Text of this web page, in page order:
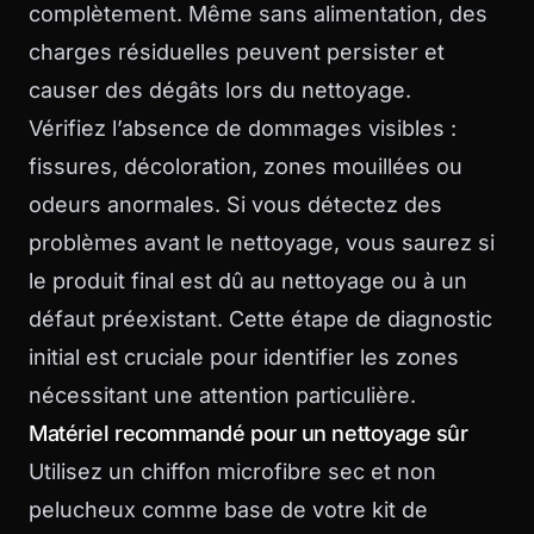
complètement. Même sans alimentation, des
charges résiduelles peuvent persister et
causer des dégâts lors du nettoyage.
Vérifiez l’absence de dommages visibles :
fissures, décoloration, zones mouillées ou
odeurs anormales. Si vous détectez des
problèmes avant le nettoyage, vous saurez si
le produit final est dû au nettoyage ou à un
défaut préexistant. Cette étape de diagnostic
initial est cruciale pour identifier les zones
nécessitant une attention particulière.
Matériel recommandé pour un nettoyage sûr
Utilisez un chiffon microfibre sec et non
pelucheux comme base de votre kit de